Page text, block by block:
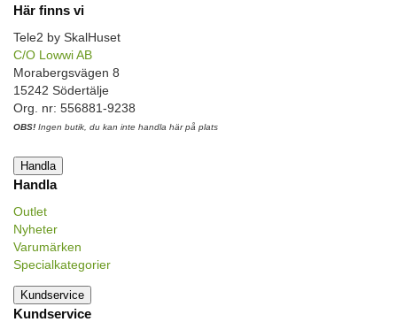
Här finns vi
Tele2 by SkalHuset
C/O Lowwi AB
Morabergsvägen 8
15242 Södertälje
Org. nr: 556881-9238
OBS! Ingen butik, du kan inte handla här på plats
Handla
Handla
Outlet
Nyheter
Varumärken
Specialkategorier
Kundservice
Kundservice